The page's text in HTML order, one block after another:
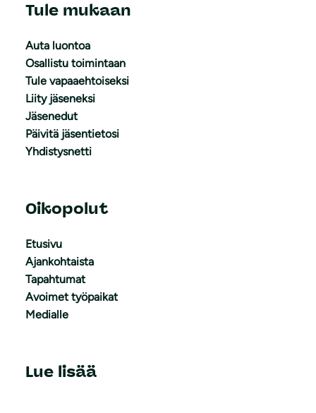
Tule mukaan
Auta luontoa
Osallistu toimintaan
Tule vapaaehtoiseksi
Liity jäseneksi
Jäsenedut
Päivitä jäsentietosi
Yhdistysnetti
Oikopolut
Etusivu
Ajankohtaista
Tapahtumat
Avoimet työpaikat
Medialle
Lue lisää